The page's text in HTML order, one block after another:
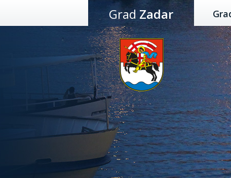
Preskoči
na
sadržaj
GradZadar